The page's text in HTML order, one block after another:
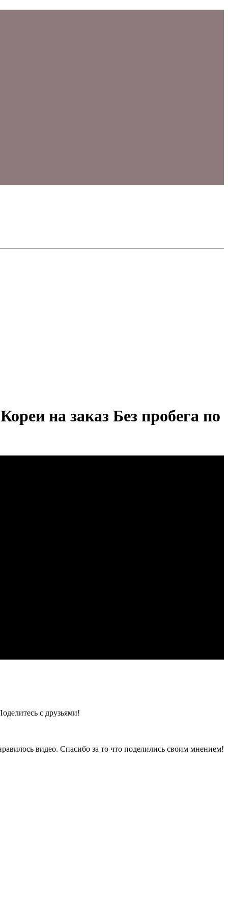
на заказ Без пробега по
с друзьями!
видео. Спасибо за то что поделились своим мнением!